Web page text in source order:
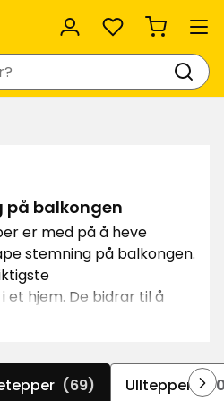
Favoritter
på balkongen
er med på å heve
stemning på balkongen.
et hjem. De bidrar til å
stil. Rusta har
slitesterke og laget for det
(69) Ulltepper